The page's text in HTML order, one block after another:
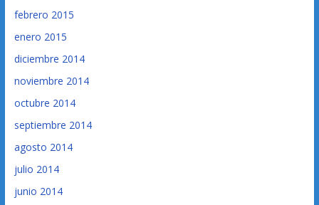
febrero 2015
enero 2015
diciembre 2014
noviembre 2014
octubre 2014
septiembre 2014
agosto 2014
julio 2014
junio 2014